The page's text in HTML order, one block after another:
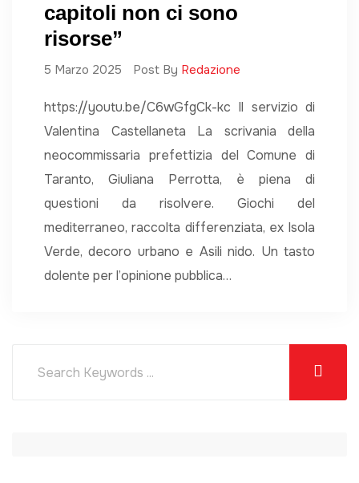
capitoli non ci sono
risorse”
5 Marzo 2025 Post By Redazione
https://youtu.be/C6wGfgCk-kc Il servizio di
Valentina Castellaneta La scrivania della
neocommissaria prefettizia del Comune di
Taranto, Giuliana Perrotta, è piena di
questioni da risolvere. Giochi del
mediterraneo, raccolta differenziata, ex Isola
Verde, decoro urbano e Asili nido. Un tasto
dolente per l’opinione pubblica…